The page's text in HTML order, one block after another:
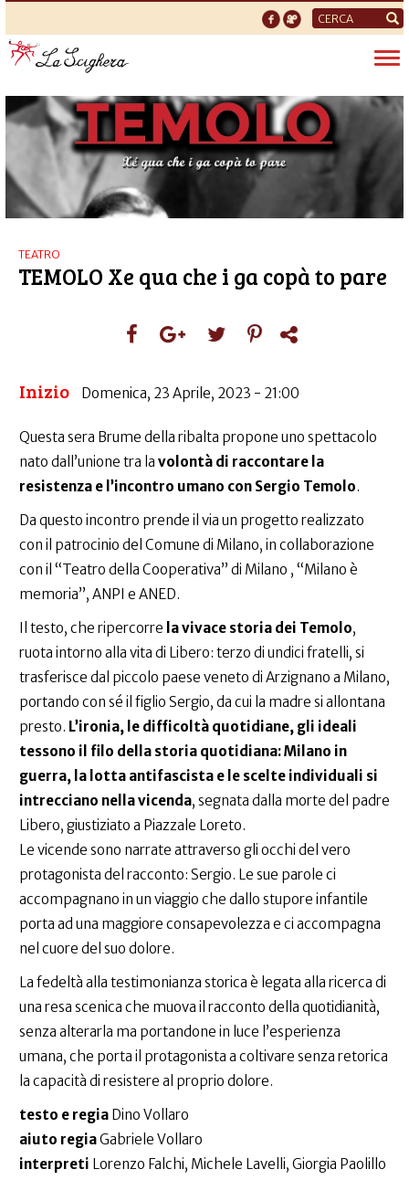
Form
di
ricerca
TEATRO
TEMOLO Xe qua che i ga copà to pare
Inizio Domenica, 23 Aprile, 2023 - 21:00
Questa sera Brume della ribalta propone uno spettacolo
nato dall’unione tra la volontà di raccontare la
resistenza e l’incontro umano con Sergio Temolo.
Da questo incontro prende il via un progetto realizzato
con il patrocinio del Comune di Milano, in collaborazione
con il “Teatro della Cooperativa” di Milano , “Milano è
memoria”, ANPI e ANED.
Il testo, che ripercorre la vivace storia dei Temolo,
ruota intorno alla vita di Libero: terzo di undici fratelli, si
trasferisce dal piccolo paese veneto di Arzignano a Milano,
portando con sé il figlio Sergio, da cui la madre si allontana
presto. L’ironia, le difficoltà quotidiane, gli ideali
tessono il filo della storia quotidiana: Milano in
guerra, la lotta antifascista e le scelte individuali si
intrecciano nella vicenda, segnata dalla morte del padre
Libero, giustiziato a Piazzale Loreto.
Le vicende sono narrate attraverso gli occhi del vero
protagonista del racconto: Sergio. Le sue parole ci
accompagnano in un viaggio che dallo stupore infantile
porta ad una maggiore consapevolezza e ci accompagna
nel cuore del suo dolore.
La fedeltà alla testimonianza storica è legata alla ricerca di
una resa scenica che muova il racconto della quotidianità,
senza alterarla ma portandone in luce l’esperienza
umana, che porta il protagonista a coltivare senza retorica
la capacità di resistere al proprio dolore.
testo e regia Dino Vollaro
aiuto regiaGabriele Vollaro
interpreti Lorenzo Falchi, Michele Lavelli, Giorgia Paolillo